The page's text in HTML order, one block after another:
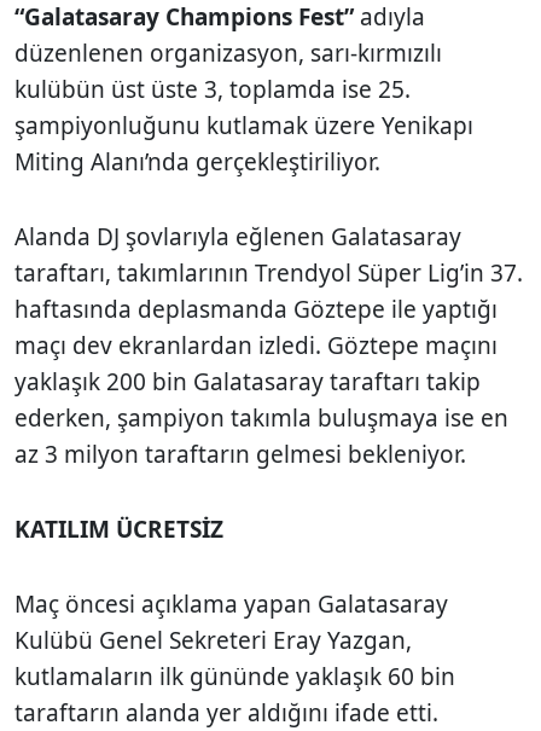
“Galatasaray Champions Fest”adıyla
düzenlenen organizasyon, sarı-kırmızılı
kulübün üst üste 3, toplamda ise 25.
şampiyonluğunu kutlamak üzere Yenikapı
Miting Alanı’nda gerçekleştiriliyor.
Alanda DJ şovlarıyla eğlenen Galatasaray
taraftarı, takımlarının Trendyol Süper Lig’in 37.
haftasında deplasmanda Göztepe ile yaptığı
maçı dev ekranlardan izledi. Göztepe maçını
yaklaşık 200 bin Galatasaray taraftarı takip
ederken, şampiyon takımla buluşmaya ise en
az 3 milyon taraftarın gelmesi bekleniyor.
KATILIM ÜCRETSİZ
Maç öncesi açıklama yapan Galatasaray
Kulübü Genel Sekreteri Eray Yazgan,
kutlamaların ilk gününde yaklaşık 60 bin
taraftarın alanda yer aldığını ifade etti.